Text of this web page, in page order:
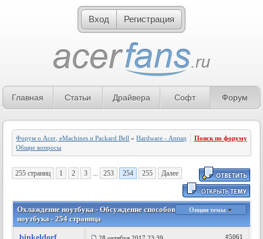
Вход Регистрация
Главная Статьи Драйвера Софт Форум
Форум о Acer, eMachines и Packard Bell »Hardware - Аппаратное обеспечение»
Общие вопросы
Поиск по форуму
255 страниц 1 2 3 ... 253 254 255 Далее
Охлаждение ноутбука - Обсуждение способов охлаждения
ноутбука - 254 страница
Опции темы
#5061